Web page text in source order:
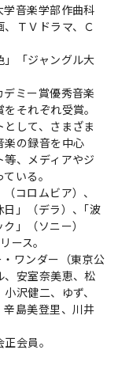
音楽学部作曲科
ＴＶドラマ、Ｃ
「ジャングル大
ミー賞優秀音楽
それぞれ受賞。
して、さまざま
楽の録音を中心
、メディアやジ
いる。
コロムビア）、
日」（デラ）、｢波
」（ソニー）
ース。
ワンダー（東京公
、安室奈美恵、松
沢健二、ゆず、
島美登里、川井
会員。